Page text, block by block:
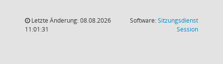
Letzte Änderung: 08.08.2026
11:01:31
Software:Sitzungsdienst
Session(Wird in